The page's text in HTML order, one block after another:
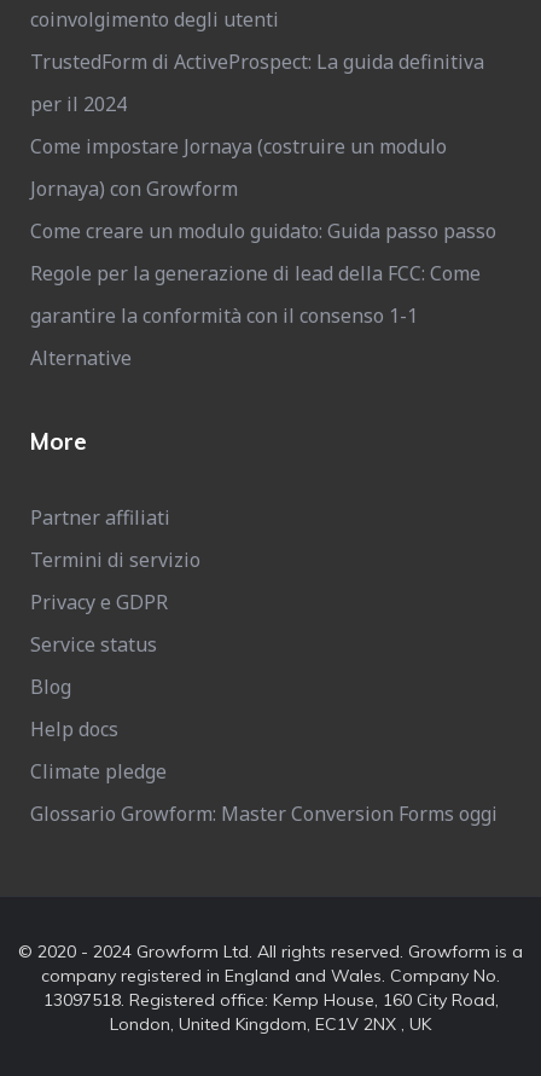
coinvolgimento degli utenti
TrustedForm di ActiveProspect: La guida definitiva
per il 2024
Come impostare Jornaya (costruire un modulo
Jornaya) con Growform
Come creare un modulo guidato: Guida passo passo
Regole per la generazione di lead della FCC: Come
garantire la conformità con il consenso 1-1
Alternative
More
Partner affiliati
Termini di servizio
Privacy e GDPR
Service status
Blog
Help docs
Climate pledge
Glossario Growform: Master Conversion Forms oggi
© 2020 - 2024 Growform Ltd. All rights reserved. Growform is a
company registered in England and Wales. Company No.
13097518. Registered office: Kemp House, 160 City Road,
London, United Kingdom, EC1V 2NX , UK